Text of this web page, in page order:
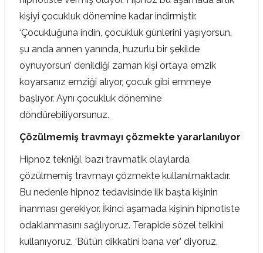
kişiyi çocukluk dönemine kadar indirmiştir.
‘Çocukluğuna indin, çocukluk günlerini yaşıyorsun,
şu anda annen yanında, huzurlu bir şekilde
oynuyorsun’ denildiği zaman kişi ortaya emzik
koyarsanız emziği alıyor, çocuk gibi emmeye
başlıyor. Aynı çocukluk dönemine
döndürebiliyorsunuz.
Çözülmemiş travmayı çözmekte yararlanılıyor
Hipnoz tekniği, bazı travmatik olaylarda
çözülmemiş travmayı çözmekte kullanılmaktadır.
Bu nedenle hipnoz tedavisinde ilk başta kişinin
inanması gerekiyor. İkinci aşamada kişinin hipnotiste
odaklanmasını sağlıyoruz. Terapide sözel telkini
kullanıyoruz. ‘Bütün dikkatini bana ver’ diyoruz.